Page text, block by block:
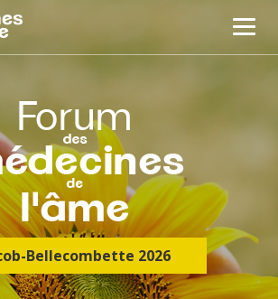
Bellecombette 2026